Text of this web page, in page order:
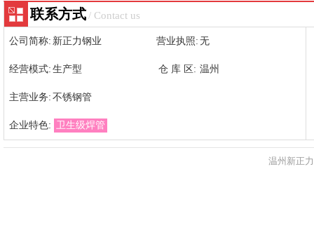
联系方式/ Contact us
公司简称: 新正力钢业 营业执照: 无
经营模式: 生产型 仓 库 区: 温州
主营业务: 不锈钢管
企业特色: 卫生级焊管
温州新正